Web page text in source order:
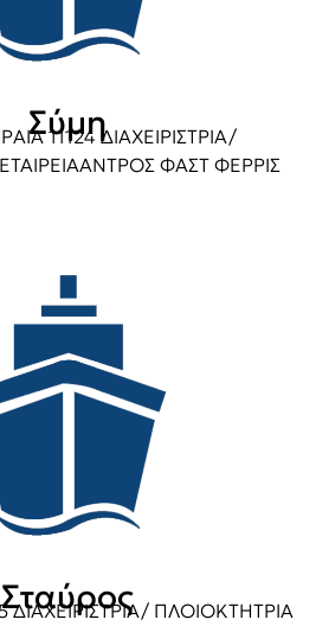
11124 ΔΙΑΧΕΙΡΙΣΤΡΙΑ/
ΦΑΣΤ ΦΕΡΡΙΣ
Σύμη
ΠΛΟΙΟΚΤΗΤΡΙΑ
Σταύρος